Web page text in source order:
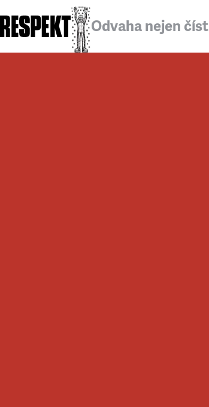
Odvaha nejen číst